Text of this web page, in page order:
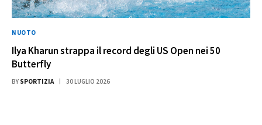
NUOTO
Ilya Kharun strappa il record degli US Open nei 50
Butterfly
BY SPORTIZIA 30 LUGLIO 2026